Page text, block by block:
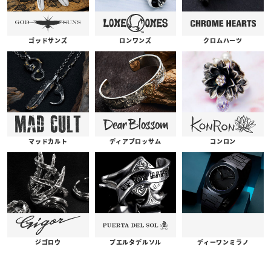
ゴッドサンズ ロンワンズ クロムハーツ
マッドカルト ディアブロッサム コンロン
ジゴロウ プエルタデルソル ディーワンミラノ